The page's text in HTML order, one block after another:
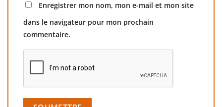
Enregistrer mon nom, mon e-mail et mon site
dans le navigateur pour mon prochain
commentaire.